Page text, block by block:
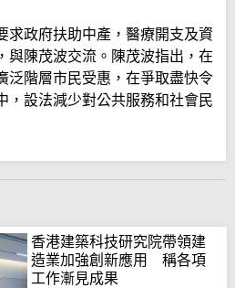
求政府扶助中產，醫療開支及資
與陳茂波交流。陳茂波指出，在
泛階層市民受惠，在爭取盡快令
，設法減少對公共服務和社會民
香港建築科技研究院帶領建
造業加強創新應用 稱各項
工作漸見成果